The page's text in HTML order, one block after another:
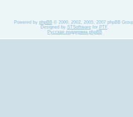
Powered by phpBB© 2000, 2002, 2005, 2007 phpBB
Designed by STSoftwarefor PTF.
Русская поддержка phpBB